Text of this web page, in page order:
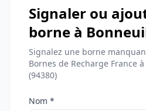
Signaler ou
borne à
Signalez une borne
Bornes de Recharge France
(94380)
Nom *